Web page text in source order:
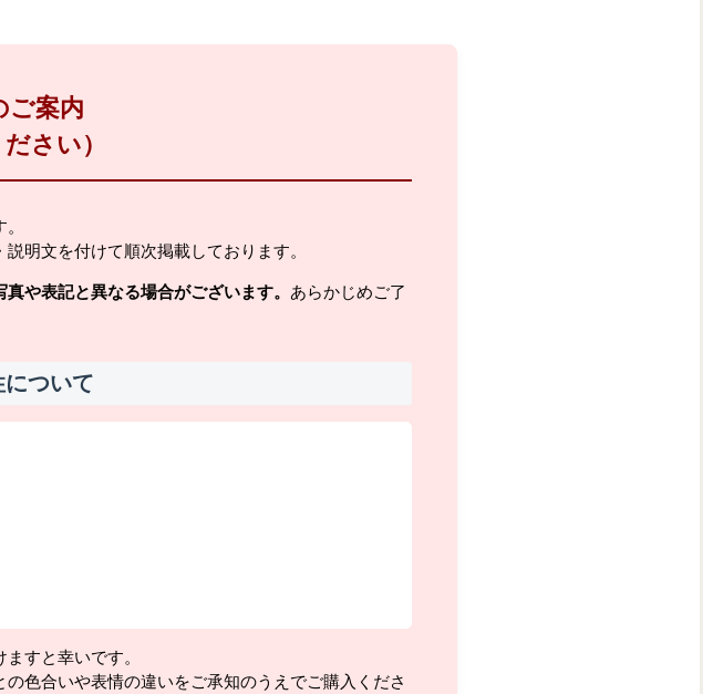
案内
さい）
明文を付けて順次掲載しております。
や表記と異なる場合がございます。 あらかじめご了
ついて
すと幸いです。
色合いや表情の違いをご承知のうえでご購入くださ